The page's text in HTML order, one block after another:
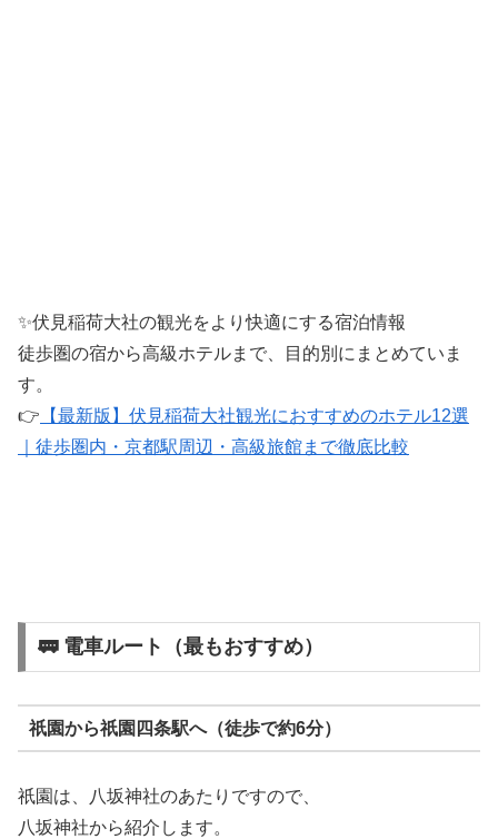
✨伏見稲荷大社の観光をより快適にする宿泊情報
徒歩圏の宿から高級ホテルまで、目的別にまとめていま
す。
👉 【最新版】伏見稲荷大社観光におすすめのホテル12選
｜徒歩圏内・京都駅周辺・高級旅館まで徹底比較
🚃 電車ルート（最もおすすめ）
祇園から祇園四条駅へ（徒歩で約6分）
祇園は、八坂神社のあたりですので、
八坂神社から紹介します。